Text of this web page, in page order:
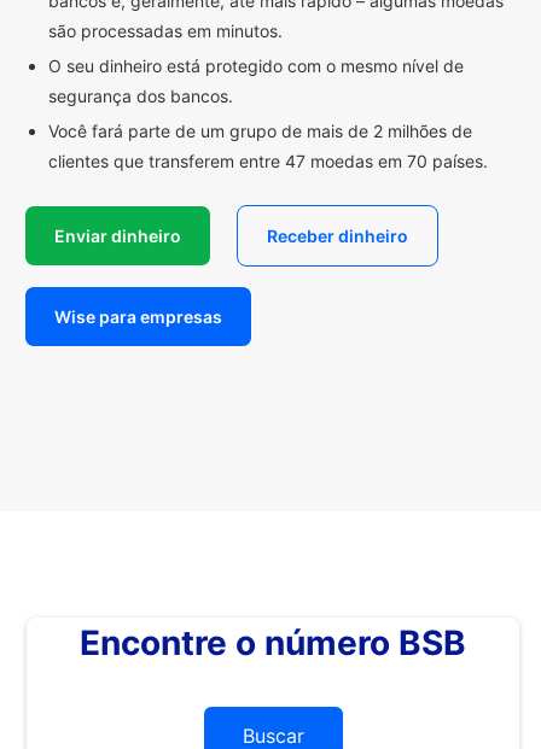
são processadas em minutos.
O seu dinheiro está protegido com o mesmo nível de
segurança dos bancos.
Você fará parte de um grupo de mais de 2 milhões de
clientes que transferem entre 47 moedas em 70 países.
Enviar dinheiro Receber dinheiro
Wise para empresas
Encontre o número BSB
Buscar